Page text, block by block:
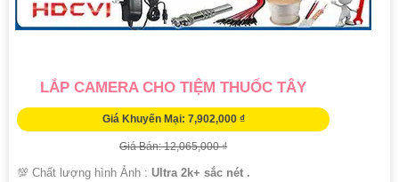
S5-VN
Camera Full color Dahua
1.600.000 VNĐ▫️ Độ phân giải Ultra 2k
LẮP CAMERA CHO TIỆM THUỐC TÂY
Giá Khuyến Mại: 7,902,000 ₫
Giá Bán: 12,065,000 ₫
💯 Chất lượng hình Ảnh : Ultra 2k+ sắc nét .